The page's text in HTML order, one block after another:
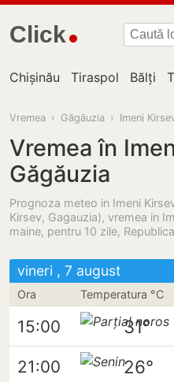
Click
Chișinău Tiraspol Bălți
Vremea › Găgăuzia › Imeni
Vremea în
Găgăuzia
Prognoza meteo in Imeni
Kirsev, Gagauzia), vremea in
maine, pentru 10 zile,
vineri , 7 august
Ora Temperatura °C
15:00 31°
21:00 26°